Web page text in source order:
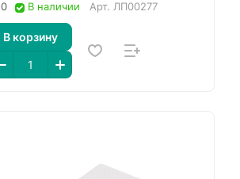
0 В наличии Арт. ЛП00277
В корзину